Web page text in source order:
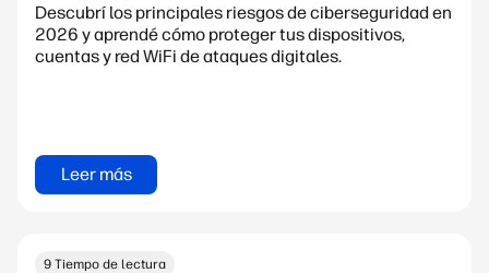
Descubrí los principales riesgos de ciberseguridad en
2026 y aprendé cómo proteger tus dispositivos,
cuentas y red WiFi de ataques digitales.
Leer más
9 Tiempo de lectura